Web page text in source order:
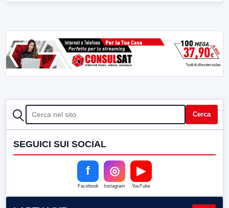
CERCA Cerca
SEGUICI SUI SOCIAL
f
Facebook
◎
Instagram
▶
YouTube